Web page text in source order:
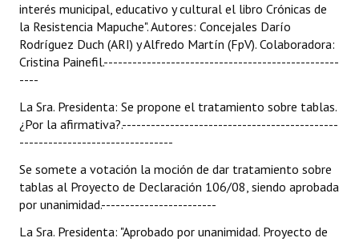
interés municipal, educativo y cultural el libro Crónicas de
la Resistencia Mapuche". Autores: Concejales Darío
Rodríguez Duch (ARI) y Alfredo Martín (FpV). Colaboradora:
Cristina Painefil.-------------------------------------------------
----
La Sra. Presidenta: Se propone el tratamiento sobre tablas.
¿Por la afirmativa?.---------------------------------------------
--------------------------------
Se somete a votación la moción de dar tratamiento sobre
tablas al Proyecto de Declaración 106/08, siendo aprobada
por unanimidad.------------------------
La Sra. Presidenta: "Aprobado por unanimidad. Proyecto de